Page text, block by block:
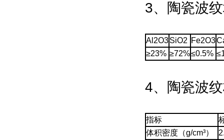
3、陶瓷波
Al2O3SiO2 Fe2O3
≥23% ≥72%≤0.5%
4、陶瓷波
指标
体积密度（g/cm³）